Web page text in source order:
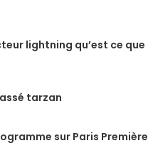
lightning qu’est ce que
tarzan
sur Paris Première